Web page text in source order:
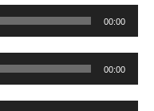
00:00
00:00